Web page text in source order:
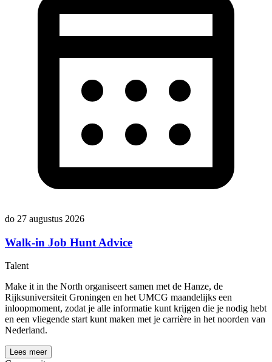
do 27 augustus 2026
Walk-in Job Hunt Advice
Talent
Make it in the North organiseert samen met de Hanze, de
Rijksuniversiteit Groningen en het UMCG maandelijks een
inloopmoment, zodat je alle informatie kunt krijgen die je nodig hebt
en een vliegende start kunt maken met je carrière in het noorden van
Nederland.
Lees meer